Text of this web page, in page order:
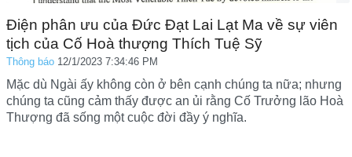
Điện phân ưu của Đức Đạt Lai Lạt Ma về sự viên
tịch của Cố Hoà thượng Thích Tuệ Sỹ
Thông báo 12/1/2023 7:34:46 PM
Mặc dù Ngài ấy không còn ở bên cạnh chúng ta nữa; nhưng
chúng ta cũng cảm thấy được an ủi rằng Cố Trưởng lão Hoà
Thượng đã sống một cuộc đời đầy ý nghĩa.